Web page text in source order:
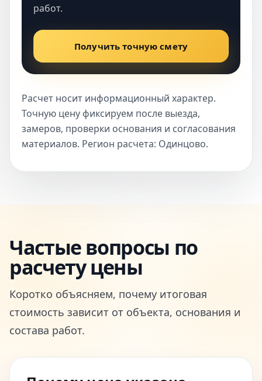
работ.
Получить точную смету
Расчет носит информационный характер.
Точную цену фиксируем после выезда,
замеров, проверки основания и согласования
материалов. Регион расчета: Одинцово.
Частые вопросы по
расчету цены
Коротко объясняем, почему итоговая
стоимость зависит от объекта, основания и
состава работ.